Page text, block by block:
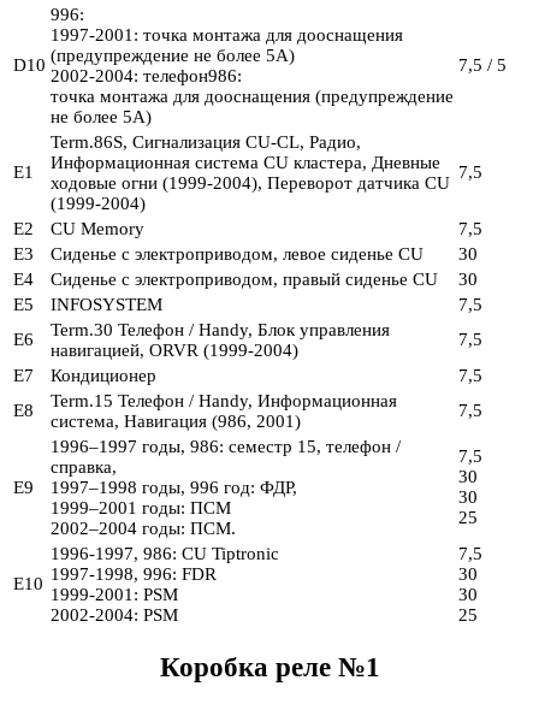
D10
996:
1997-2001: точка монтажа для дооснащения
(предупреждение не более 5А)
2002-2004: телефон986:
точка монтажа для дооснащения (предупреждение
не более 5А)
7,5 / 5
E1
Term.86S, Сигнализация CU-CL, Радио,
Информационная система CU кластера, Дневные
ходовые огни (1999-2004), Переворот датчика CU
(1999-2004)
7,5
E2 CU Memory
7,5
E3
Сиденье с электроприводом, левое сиденье CU
30
E4
Сиденье с электроприводом, правый сиденье CU
30
E5
INFOSYSTEM
7,5
E6
Term.30 Телефон / Handy, Блок управления
навигацией, ORVR (1999-2004)
7,5
E7
Кондиционер
7,5
E8
Term.15 Телефон / Handy, Информационная
система, Навигация (986, 2001)
7,5
E9
1996–1997 годы, 986: семестр 15, телефон /
справка,
1997–1998 годы, 996 год: ФДР,
1999–2001 годы: ПСМ
2002–2004 годы: ПСМ.
7,5
30
30
25
E10
1996-1997, 986: CU Tiptronic
1997-1998, 996: FDR
1999-2001: PSM
2002-2004: PSM
7,5
30
30
25
Коробка реле №1